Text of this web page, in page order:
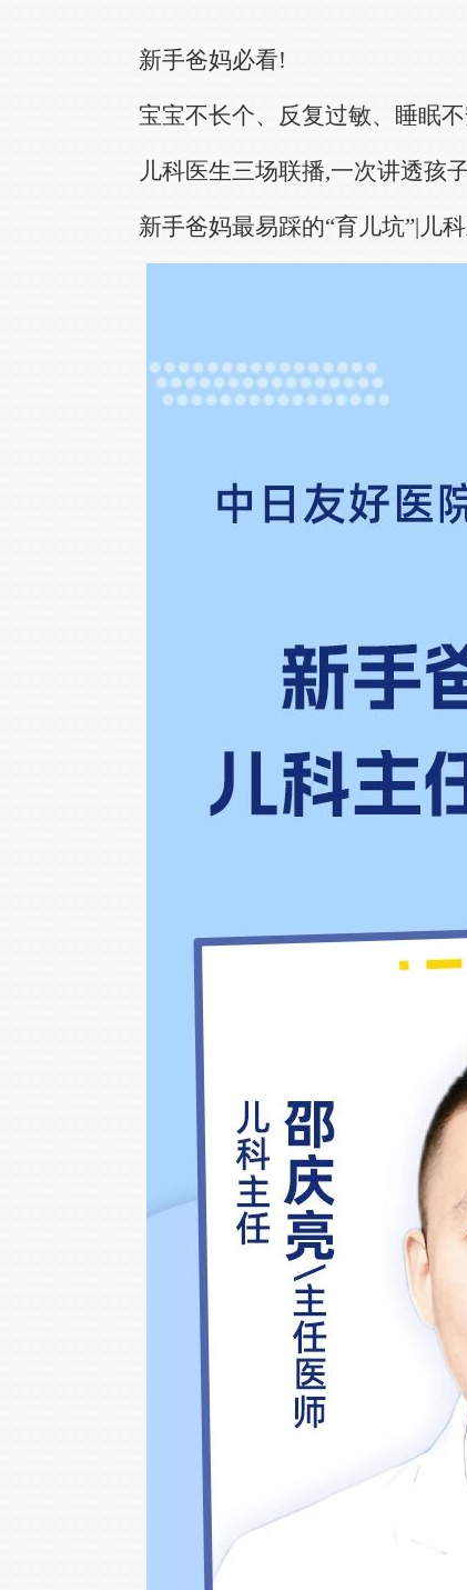
新手爸妈必看!
宝宝不长个、反复过敏、睡眠不
儿科医生三场联播,一次讲透孩
新手爸妈最易踩的“育儿坑”|儿